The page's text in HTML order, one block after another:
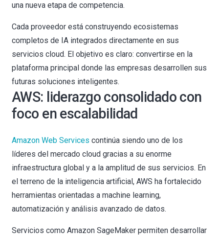
una nueva etapa de competencia.
Cada proveedor está construyendo ecosistemas
completos de IA integrados directamente en sus
servicios cloud. El objetivo es claro: convertirse en la
plataforma principal donde las empresas desarrollen sus
futuras soluciones inteligentes.
AWS: liderazgo consolidado con
foco en escalabilidad
Amazon Web Services continúa siendo uno de los
líderes del mercado cloud gracias a su enorme
infraestructura global y a la amplitud de sus servicios. En
el terreno de la inteligencia artificial, AWS ha fortalecido
herramientas orientadas a machine learning,
automatización y análisis avanzado de datos.
Servicios como Amazon SageMaker permiten desarrollar